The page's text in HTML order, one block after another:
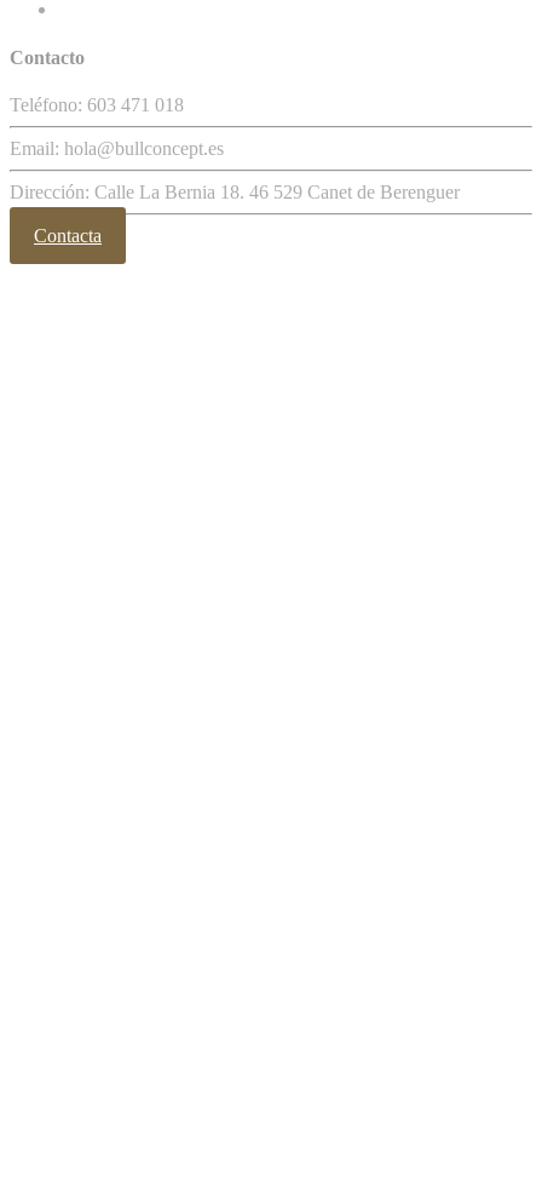
Contacto
Teléfono: 603 471 018
Email: hola@bullconcept.es
Dirección: Calle La Bernia 18. 46 529 Canet de Berenguer
Contacta